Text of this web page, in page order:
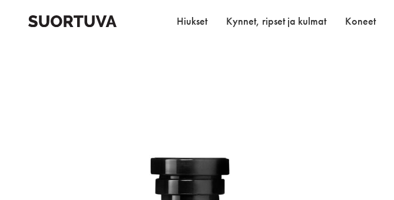
Hiukset Kynnet, ripset ja kulmat Koneet